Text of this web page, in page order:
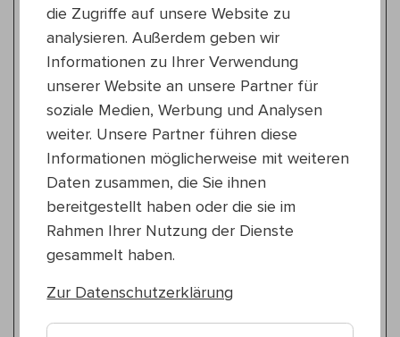
Zeitgenössischer Zirkus
18:30 — 19:30
15., Reithofferpark
Pardalea Collective
RE:PRESSION Re:loaded (Teil 4)
Elektronische Musik
20:00 — 21:00
15., Reithofferpark
areksu
Kinderprogramm
die Zugriffe auf unsere Website zu
analysieren. Außerdem geben wir
Informationen zu Ihrer Verwendung
unserer Website an unsere Partner für
soziale Medien, Werbung und Analysen
weiter. Unsere Partner führen diese
Informationen möglicherweise mit weiteren
Daten zusammen, die Sie ihnen
bereitgestellt haben oder die sie im
Rahmen Ihrer Nutzung der Dienste
gesammelt haben.
Zur Datenschutzerklärung